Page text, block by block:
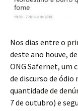
Nos dias entre o
deste ano houve,
ONG Safernet, um
de discurso de
quantidade de
7 de outubro) e